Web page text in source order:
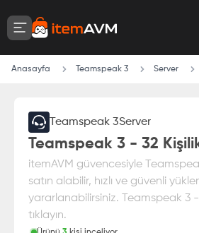
Anasayfa Teamspeak 3 Server
Teamspeak 3Server
Teamspeak 3 - 32
itemAVM güvencesiyle
satın alabilir, hızlı ve güvenli
yararlanabilirsiniz. Teamspeak 3 -
tıklayın.